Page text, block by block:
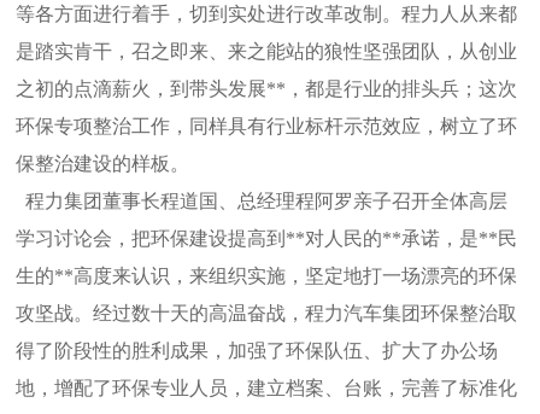
等各方面进行着手，切到实处进行改革改制。程力人从来都
是踏实肯干，召之即来、来之能站的狼性坚强团队，从创业
之初的点滴薪火，到带头发展**，都是行业的排头兵；这次
环保专项整治工作，同样具有行业标杆示范效应，树立了环
保整治建设的样板。
程力集团董事长程道国、总经理程阿罗亲子召开全体高层
学习讨论会，把环保建设提高到**对人民的**承诺，是**民
生的**高度来认识，来组织实施，坚定地打一场漂亮的环保
攻坚战。经过数十天的高温奋战，程力汽车集团环保整治取
得了阶段性的胜利成果，加强了环保队伍、扩大了办公场
地，增配了环保专业人员，建立档案、台账，完善了标准化